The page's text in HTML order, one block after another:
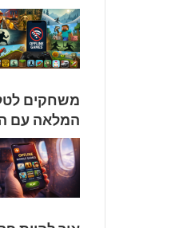
משחקים
המלאה עם